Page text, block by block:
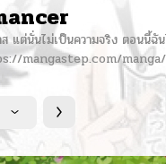
ต่นั่นไม่เป็นความจริง ตอนนี้ฉั
mangastep.com/